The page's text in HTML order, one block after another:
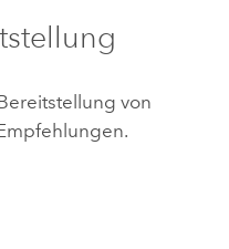
von